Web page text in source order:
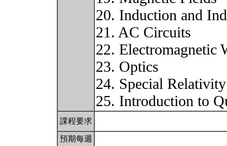
20. Induction and
21. AC Circuits
22. Electromagnetic
23. Optics
24. Special Relativity
25. Introduction to
課程要求
預期每週